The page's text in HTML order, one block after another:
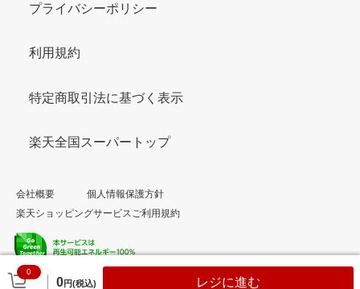
0
0円(税込) レジに進む
プライバシーポリシー
利用規約
特定商取引法に基づく表示
楽天全国スーパートップ
会社概要
個人情報保護方針
楽天ショッピングサービスご利用規約
© Rakuten Group, Inc.